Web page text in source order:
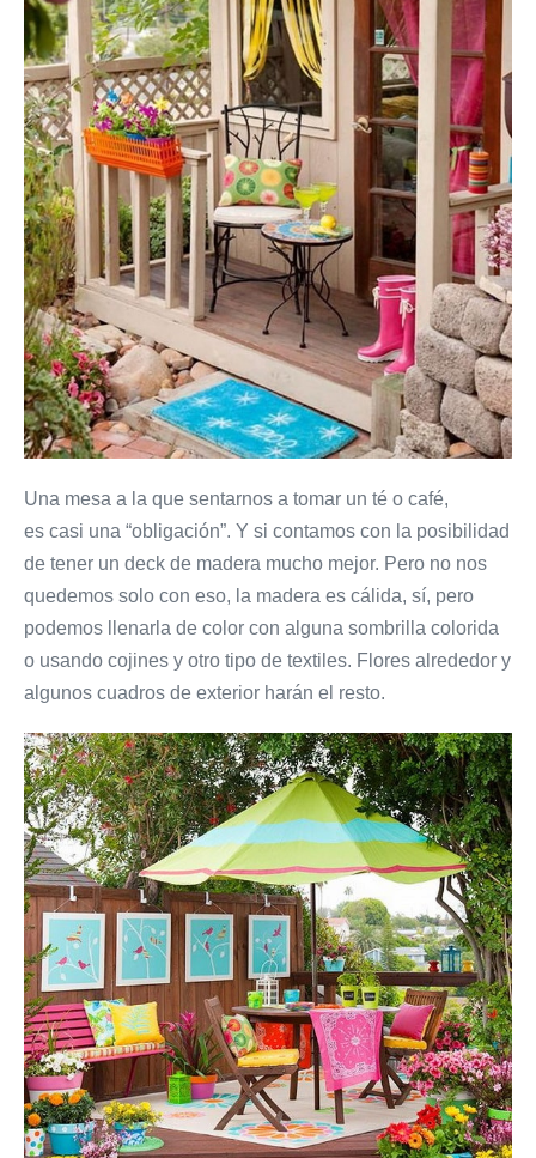
Una mesa a la que sentarnos a tomar un té o café,
es casi una “obligación”. Y si contamos con la posibilidad
de tener un deck de madera mucho mejor. Pero no nos
quedemos solo con eso, la madera es cálida, sí, pero
podemos llenarla de color con alguna sombrilla colorida
o usando cojines y otro tipo de textiles. Flores alrededor y
algunos cuadros de exterior harán el resto.